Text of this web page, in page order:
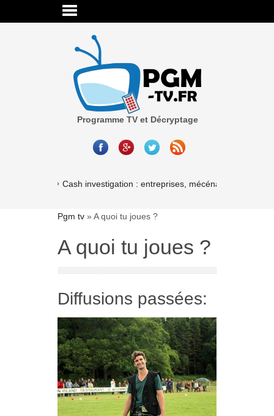
Programme TV et Décryptage
Cash investigation : entreprises, mécénat,
Pgm tv » A quoi tu joues ?
A quoi tu joues ?
Diffusions passées: